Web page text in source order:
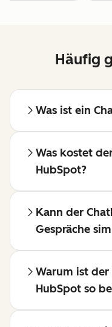
Häufig
Was ist ein
Was kostet
HubSpot?
Kann der
Gespräche
Warum ist
HubSpot so